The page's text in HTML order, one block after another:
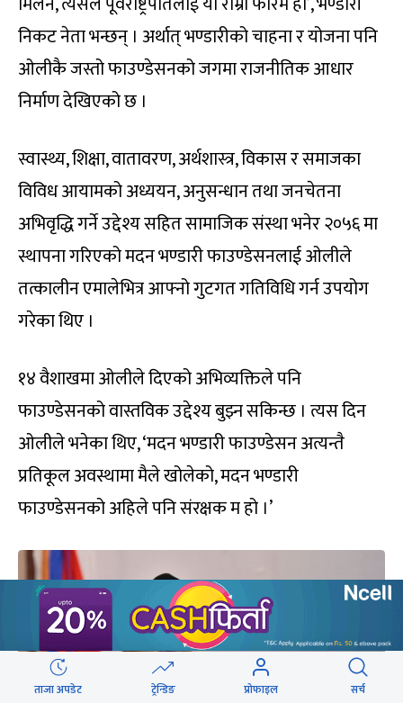
निकट नेता भन्छन् । अर्थात् भण्डारीको चाहना र योजना पनि
ओलीकै जस्तो फाउण्डेसनको जगमा राजनीतिक आधार
निर्माण देखिएको छ ।
स्वास्थ्य, शिक्षा, वातावरण, अर्थशास्त्र, विकास र समाजका
विविध आयामको अध्ययन, अनुसन्धान तथा जनचेतना
अभिवृद्धि गर्ने उद्देश्य सहित सामाजिक संस्था भनेर २०५६ मा
स्थापना गरिएको मदन भण्डारी फाउण्डेसनलाई ओलीले
तत्कालीन एमालेभित्र आफ्नो गुटगत गतिविधि गर्न उपयोग
गरेका थिए ।
१४ वैशाखमा ओलीले दिएको अभिव्यक्तिले पनि
फाउण्डेसनको वास्तविक उद्देश्य बुझ्न सकिन्छ । त्यस दिन
ओलीले भनेका थिए, ‘मदन भण्डारी फाउण्डेसन अत्यन्तै
प्रतिकूल अवस्थामा मैले खोलेको, मदन भण्डारी
फाउण्डेसनको अहिले पनि संरक्षक म हो ।’
ताजा अपडेट ट्रेन्डिङ प्रोफाइल सर्च